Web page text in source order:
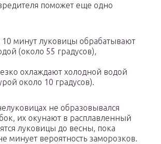
поможет еще одно
10 минут луковицы обрабатывают
(около 55 градусов),
охлаждают холодной водой
около 10 градусов).
не образовывался
их окунают в расплавленный
луковицы до весны, пока
минует вероятность заморозков.